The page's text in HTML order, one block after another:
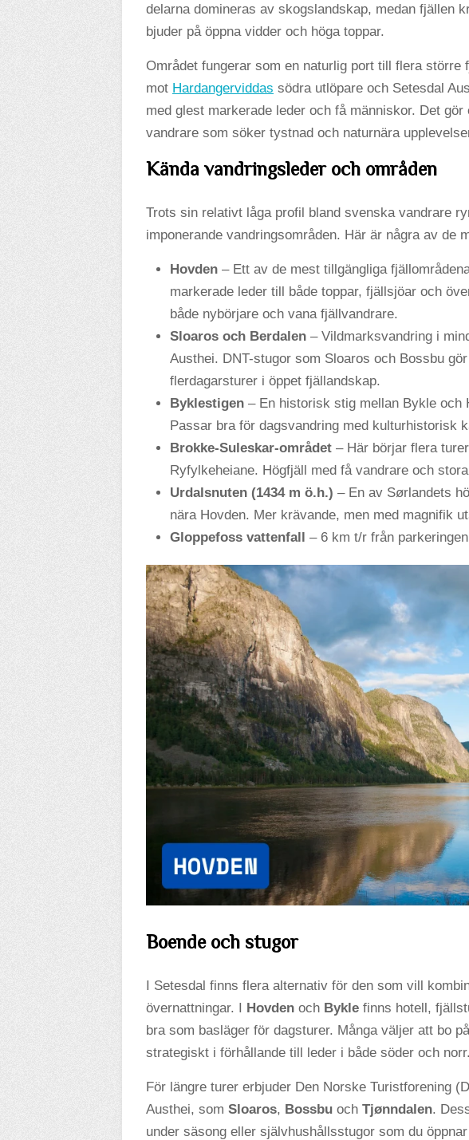
delarna domineras av skogslandskap, medan fjällen
bjuder på öppna vidder och höga toppar.
Området fungerar som en naturlig port till flera större
mot Hardangerviddas södra utlöpare och Setesdal
med glest markerade leder och få människor. Det
vandrare som söker tystnad och naturnära
Kända vandringsleder och områden
Trots sin relativt låga profil bland svenska vandrare
imponerande vandringsområden. Här är några av de
Hovden – Ett av de mest tillgängliga
markerade leder till både toppar, fjällsjöar och
både nybörjare och vana fjällvandrare.
Sloaros och Berdalen – Vildmarksvandring i
Austhei. DNT-stugor som Sloaros och Bossbu
flerdagarsturer i öppet fjällandskap.
Byklestigen – En historisk stig mellan Bykle och
Passar bra för dagsvandring med kulturhistorisk
Brokke-Suleskar-området – Här börjar flera
Ryfylkeheiane. Högfjäll med få vandrare och
Urdalsnuten (1434 m ö.h.) – En av Sørlandets
nära Hovden. Mer krävande, men med magnifik
Gloppefoss vattenfall – 6 km t/r från
Boende och stugor
I Setesdal finns flera alternativ för den som vill
övernattningar. I Hovden och Bykle finns hotell,
bra som basläger för dagsturer. Många väljer att bo
strategiskt i förhållande till leder i både söder och norr.
För längre turer erbjuder Den Norske Turistforening
Austhei, som Sloaros, Bossbu och Tjønndalen.
under säsong eller självhushållsstugor som du